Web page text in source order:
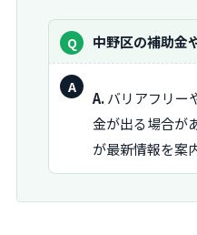
質
問：
中野区の補助金
A.バリアフリー
金が出る場合が
が最新情報を案